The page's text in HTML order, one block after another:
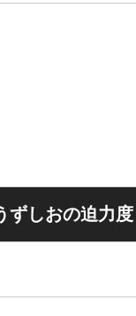
ずしおの迫力度